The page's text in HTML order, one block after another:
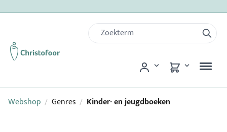
Webshop / Genres / Kinder- en jeugdboeken